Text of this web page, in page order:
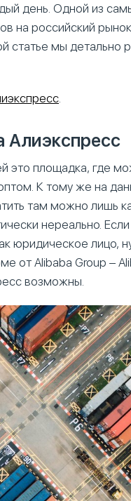
день. Одной из
на российский
статье мы детально
Алиэкспресс
это площадка, где
К тому же на
там можно лишь
нереально.
юридическое лицо,
от Alibaba Group –
возможны.